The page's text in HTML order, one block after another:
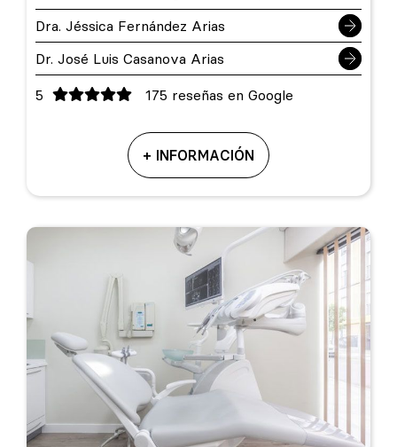
Dra. Jéssica Fernández Arias
Dr. José Luis Casanova Arias
5 175 reseñas en Google
+ INFORMACIÓN